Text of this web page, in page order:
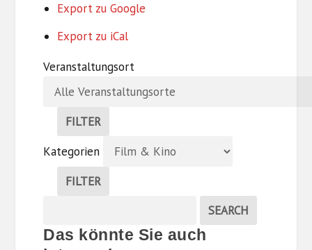
Export zu Google
Export zu iCal
Veranstaltungsort
FILTER
V
E
R
A
T
A
Kategorien
FILTER
E
SEARCH
Das könnte Sie auch